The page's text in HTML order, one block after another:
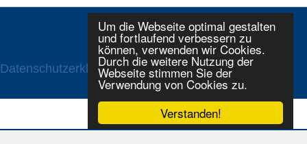
Verstanden!
Um die Webseite optimal gestalten
und fortlaufend verbessern zu
können, verwenden wir Cookies.
Durch die weitere Nutzung der
Webseite stimmen Sie der
Verwendung von Cookies zu.
Datenschutzerklaerung Login